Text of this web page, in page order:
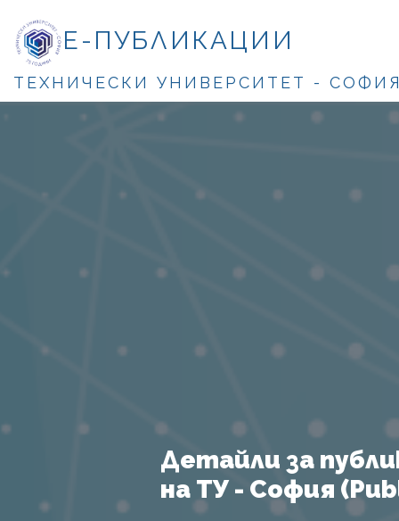
Е-ПУБЛИКАЦИИ
ТЕХНИЧЕСКИ УНИВЕРСИТЕТ -
Детайли за
на ТУ - София